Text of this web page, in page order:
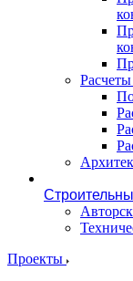
Проекты